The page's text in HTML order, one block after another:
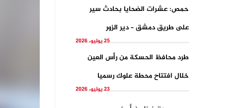
حمص: عشرات الضحايا بحادث سير
على طريق دمشق – دير الزور
25 يوليو، 2026
طرد محافظ الحسكة من رأس العين
خلال افتتاح محطة علوك رسميا
23 يوليو، 2026